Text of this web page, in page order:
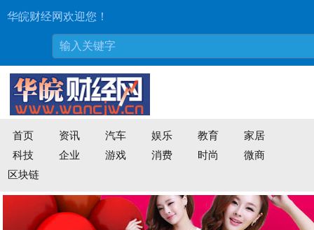
华皖财经网欢迎您！
首页 资讯 汽车 娱乐 教育
家居
科技
企业 游戏 消费 时尚
微商
区块链